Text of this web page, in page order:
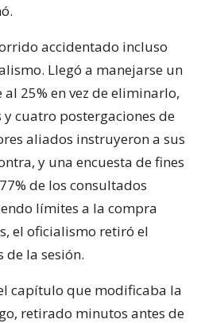
accidentado incluso
Llegó a manejarse un
25% en vez de eliminarlo,
cuatro postergaciones de
aliados instruyeron a sus
y una encuesta de fines
de los consultados
límites a la compra
el oficialismo retiró el
la sesión.
capítulo que modificaba la
retirado minutos antes de